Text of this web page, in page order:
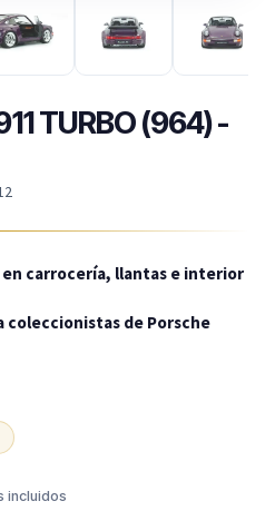
TURBO (964) -
en carrocería, llantas e interior
coleccionistas de Porsche
incluidos